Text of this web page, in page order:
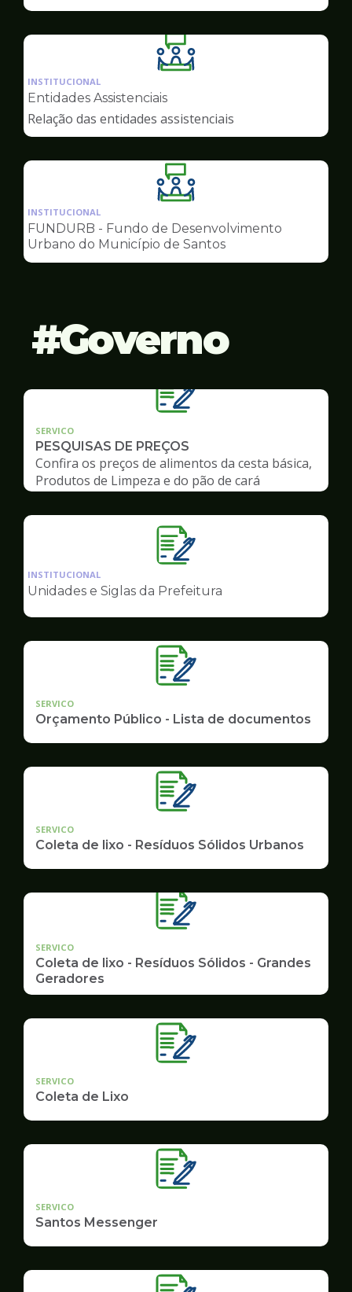
Conselhos
Ilustração
da
de
Conselhos
INSTITUCIONAL
Entidades Assistenciais
Relação das entidades assistenciais
Ilustração
da
pagina
de
Conselhos
INSTITUCIONAL
FUNDURB - Fundo de Desenvolvimento
Urbano do Município de Santos
Governo
SERVICO
PESQUISAS DE PREÇOS
Confira os preços de alimentos da cesta básica,
Produtos de Limpeza e do pão de cará
Ilustração
da
pagina
Governo
INSTITUCIONAL
Unidades e Siglas da Prefeitura
SERVICO
Orçamento Público - Lista de documentos
SERVICO
Coleta de lixo - Resíduos Sólidos Urbanos
SERVICO
Coleta de lixo - Resíduos Sólidos - Grandes
Geradores
SERVICO
Coleta de Lixo
SERVICO
Santos Messenger